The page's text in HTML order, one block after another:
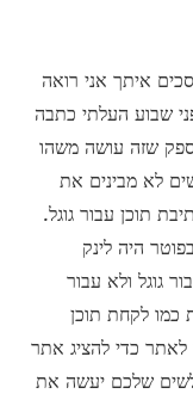
איתך אני רואה
שבוע העלתי כתבה
שזה עושה משהו
לא מבינים את
תוכן עבור גוגל.
היה לינק
גוגל ולא עבור
כמו לקחת תוכן
לאתר כדי להציג אתר
שלכם יעשה את